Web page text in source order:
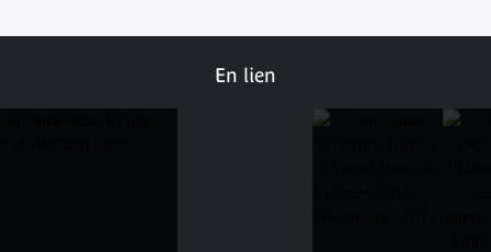
En lien